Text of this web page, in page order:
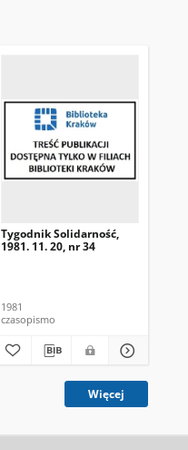
Tygodnik Solidarność,
1981. 11. 20, nr 34
1981
czasopismo
Więcej